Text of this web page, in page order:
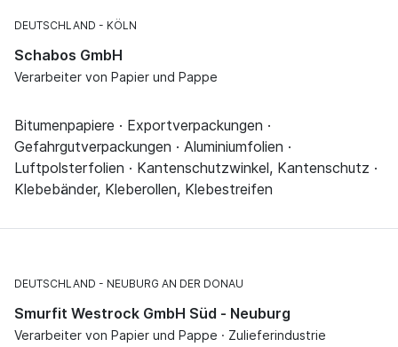
DEUTSCHLAND KÖLN
Schabos GmbH
Verarbeiter von Papier und Pappe
Bitumenpapiere · Exportverpackungen ·
Gefahrgutverpackungen · Aluminiumfolien ·
Luftpolsterfolien · Kantenschutzwinkel, Kantenschutz ·
Klebebänder, Kleberollen, Klebestreifen
DEUTSCHLAND NEUBURG AN DER DONAU
Smurfit Westrock GmbH Süd - Neuburg
Verarbeiter von Papier und Pappe · Zulieferindustrie